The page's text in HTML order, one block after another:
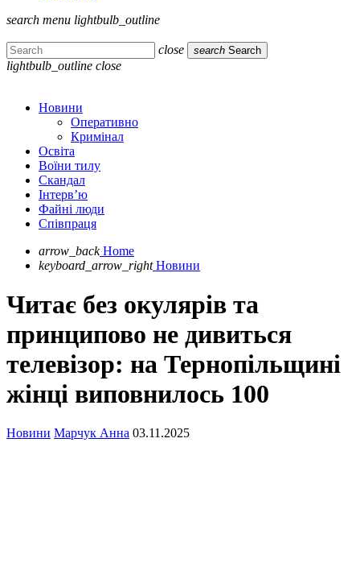
search menu lightbulb_outline
close search Search
lightbulb_outline close
Новини
Оперативно
Кримінал
Освіта
Воїни тилу
Скандал
Інтерв’ю
Файні люди
Співпраця
arrow_back Home
keyboard_arrow_right Новини
Читає без окулярів та
принципово не дивиться
телевізор: на Тернопільщині
жінці виповнилось 100
Новини Марчук Анна 03.11.2025